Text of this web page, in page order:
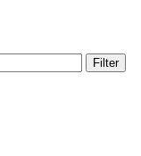
Filter